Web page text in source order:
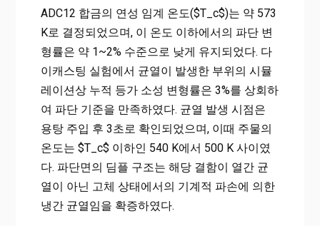
ADC12 합금의 연성 임계 온도($T_c$)는 약 573
K로 결정되었으며, 이 온도 이하에서의 파단 변
형률은 약 1~2% 수준으로 낮게 유지되었다. 다
이캐스팅 실험에서 균열이 발생한 부위의 시뮬
레이션상 누적 등가 소성 변형률은 3%를 상회하
여 파단 기준을 만족하였다. 균열 발생 시점은
용탕 주입 후 3초로 확인되었으며, 이때 주물의
온도는 $T_c$ 이하인 540 K에서 500 K 사이였
다. 파단면의 딤플 구조는 해당 결함이 열간 균
열이 아닌 고체 상태에서의 기계적 파손에 의한
냉간 균열임을 확증하였다.